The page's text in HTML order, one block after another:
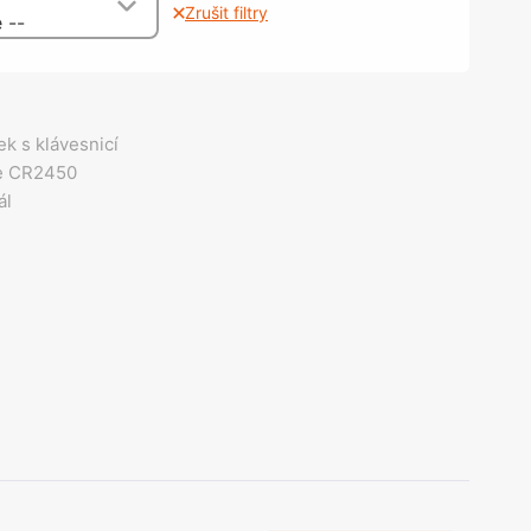
nohy, Nábytkové nohy a
kluzáky a kolečka
-- Zrušit filtry
s klávesnicí
CR2450